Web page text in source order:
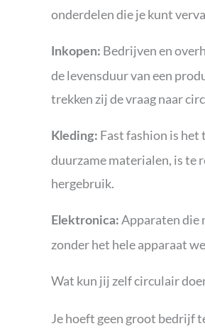
onderdelen die je kunt
Inkopen: Bedrijven en
de levensduur van een
trekken zij de vraag naar
Kleding: Fast fashion is het
duurzame materialen, is te
hergebruik.
Elektronica: Apparaten die
zonder het hele apparaat
Wat kun jij zelf circulair
Je hoeft geen groot bedrijf